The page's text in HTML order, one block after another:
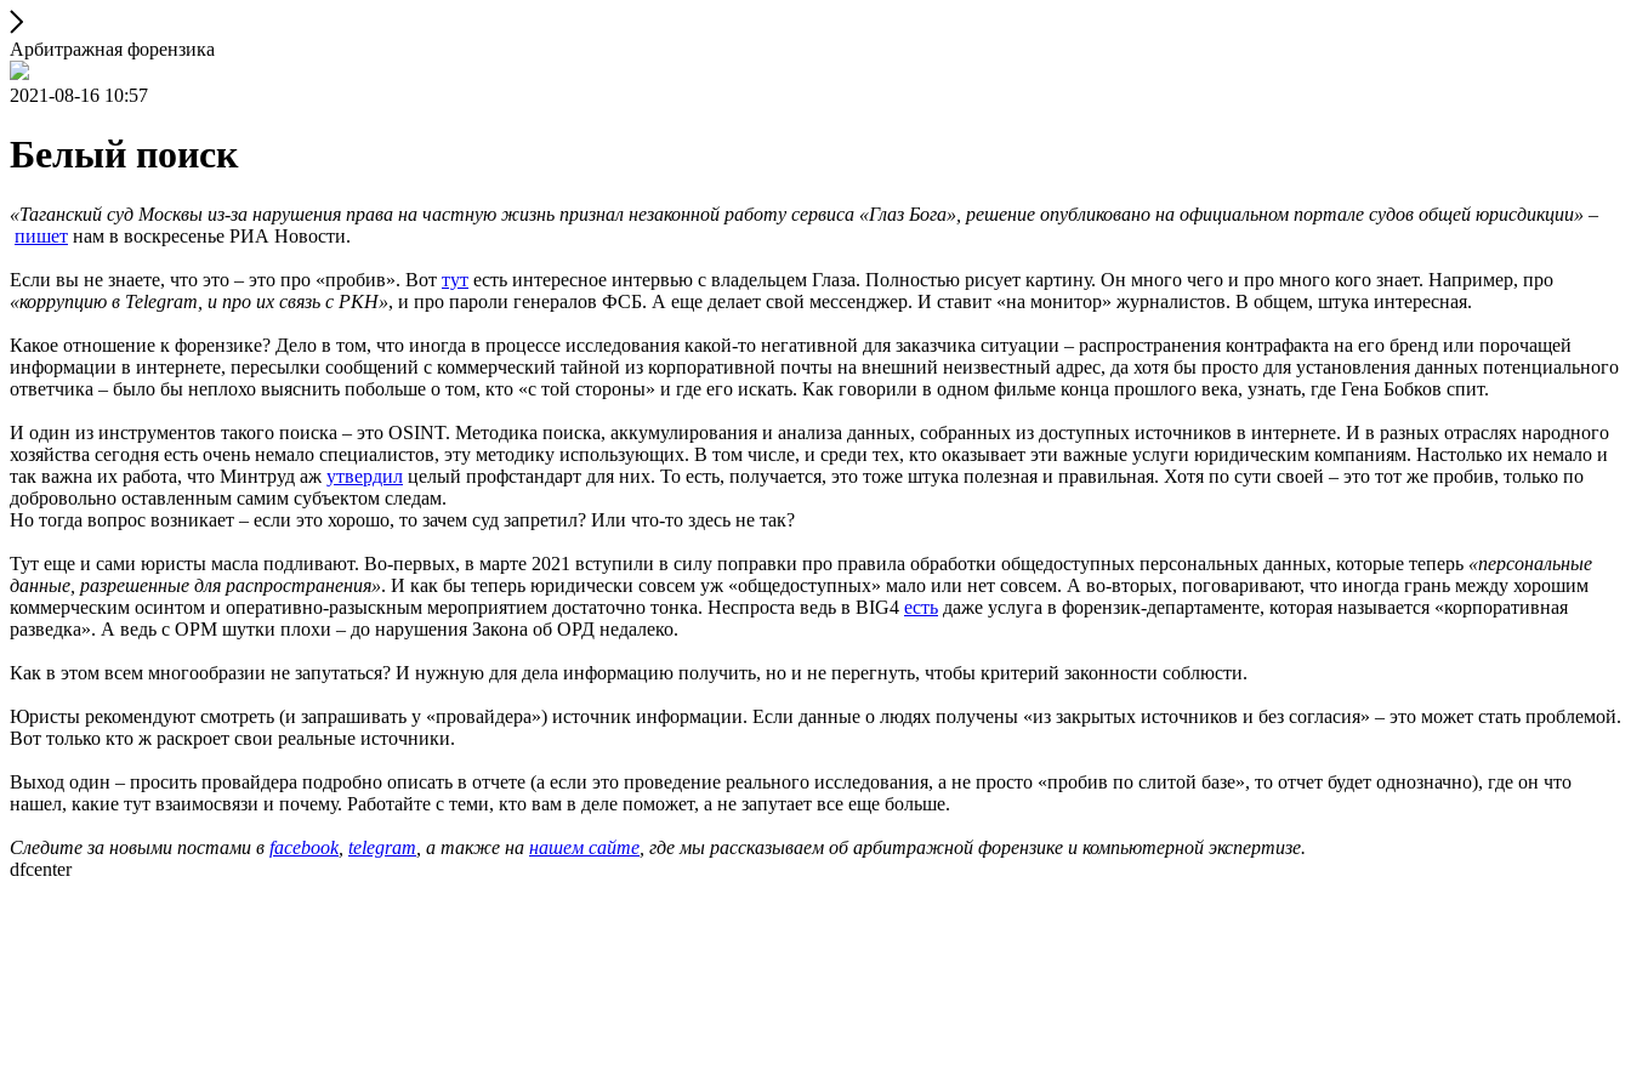
Арбитражная форензика
2021-08-16 10:57
Белый поиск
«Таганский суд Москвы из-за нарушения права на частную жизнь признал незаконной работу сервиса «Глаз Бога», решение опубликовано на официальном портале судов общей юрисдикции» –
пишет нам в воскресенье РИА Новости.
Если вы не знаете, что это – это про «пробив». Вот тут есть интересное интервью с владельцем Глаза. Полностью рисует картину. Он много чего и про много кого знает. Например, про
«коррупцию в Telegram, и про их связь с РКН», и про пароли генералов ФСБ. А еще делает свой мессенджер. И ставит «на монитор» журналистов. В общем, штука интересная.
Какое отношение к форензике? Дело в том, что иногда в процессе исследования какой-то негативной для заказчика ситуации – распространения контрафакта на его бренд или порочащей
информации в интернете, пересылки сообщений с коммерческий тайной из корпоративной почты на внешний неизвестный адрес, да хотя бы просто для установления данных потенциального
ответчика – было бы неплохо выяснить побольше о том, кто «с той стороны» и где его искать. Как говорили в одном фильме конца прошлого века, узнать, где Гена Бобков спит.
И один из инструментов такого поиска – это OSINT. Методика поиска, аккумулирования и анализа данных, собранных из доступных источников в интернете. И в разных отраслях народного
хозяйства сегодня есть очень немало специалистов, эту методику использующих. В том числе, и среди тех, кто оказывает эти важные услуги юридическим компаниям. Настолько их немало и
так важна их работа, что Минтруд аж утвердил целый профстандарт для них. То есть, получается, это тоже штука полезная и правильная. Хотя по сути своей – это тот же пробив, только по
добровольно оставленным самим субъектом следам.
Но тогда вопрос возникает – если это хорошо, то зачем суд запретил? Или что-то здесь не так?
Тут еще и сами юристы масла подливают. Во-первых, в марте 2021 вступили в силу поправки про правила обработки общедоступных персональных данных, которые теперь «персональные
данные, разрешенные для распространения». И как бы теперь юридически совсем уж «общедоступных» мало или нет совсем. А во-вторых, поговаривают, что иногда грань между хорошим
коммерческим осинтом и оперативно-разыскным мероприятием достаточно тонка. Неспроста ведь в BIG4 есть даже услуга в форензик-департаменте, которая называется «корпоративная
разведка». А ведь с ОРМ шутки плохи – до нарушения Закона об ОРД недалеко.
Как в этом всем многообразии не запутаться? И нужную для дела информацию получить, но и не перегнуть, чтобы критерий законности соблюсти.
Юристы рекомендуют смотреть (и запрашивать у «провайдера») источник информации. Если данные о людях получены «из закрытых источников и без согласия» – это может стать проблемой.
Вот только кто ж раскроет свои реальные источники.
Выход один – просить провайдера подробно описать в отчете (а если это проведение реального исследования, а не просто «пробив по слитой базе», то отчет будет однозначно), где он что
нашел, какие тут взаимосвязи и почему. Работайте с теми, кто вам в деле поможет, а не запутает все еще больше.
Следите за новыми постами в facebook, telegram , а также на нашем сайте , где мы рассказываем об арбитражной форензике и компьютерной экспертизе.
dfcenter